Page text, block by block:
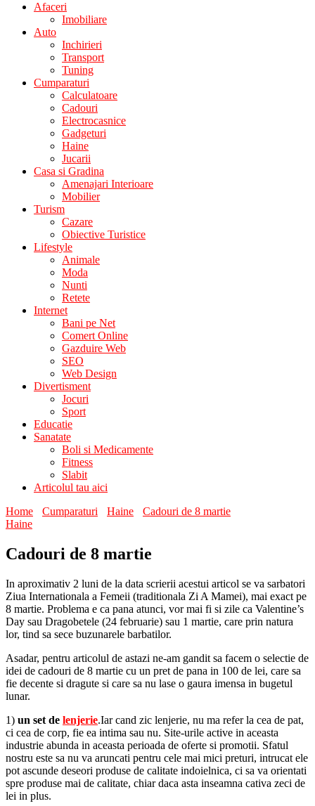
Afaceri
Imobiliare
Auto
Inchirieri
Transport
Tuning
Cumparaturi
Calculatoare
Cadouri
Electrocasnice
Gadgeturi
Haine
Jucarii
Casa si Gradina
Amenajari Interioare
Mobilier
Turism
Cazare
Obiective Turistice
Lifestyle
Animale
Moda
Nunti
Retete
Internet
Bani pe Net
Comert Online
Gazduire Web
SEO
Web Design
Divertisment
Jocuri
Sport
Educatie
Sanatate
Boli si Medicamente
Fitness
Slabit
Articolul tau aici
Home
Cumparaturi Haine
Cadouri de 8 martie
Haine
Cadouri de 8 martie
In aproximativ 2 luni de la data scrierii acestui articol se va sarbatori
Ziua Internationala a Femeii (traditionala Zi A Mamei), mai exact pe
8 martie. Problema e ca pana atunci, vor mai fi si zile ca Valentine’s
Day sau Dragobetele (24 februarie) sau 1 martie, care prin natura
lor, tind sa sece buzunarele barbatilor.
Asadar, pentru articolul de astazi ne-am gandit sa facem o selectie de
idei de cadouri de 8 martie cu un pret de pana in 100 de lei, care sa
fie decente si dragute si care sa nu lase o gaura imensa in bugetul
lunar.
1) un set de lenjerie.Iar cand zic lenjerie, nu ma refer la cea de pat,
ci cea de corp, fie ea intima sau nu. Site-urile active in aceasta
industrie abunda in aceasta perioada de oferte si promotii. Sfatul
nostru este sa nu va aruncati pentru cele mai mici preturi, intrucat ele
pot ascunde deseori produse de calitate indoielnica, ci sa va orientati
spre produse mai de calitate, chiar daca asta inseamna cativa zeci de
lei in plus.